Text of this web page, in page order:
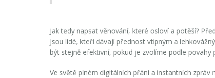
Jak tedy napsat věnování, které osloví a potěší?
Jsou lidé, kteří dávají přednost vtipným a
být stejně efektivní, pokud je zvolíme podle povahy
Ve světě plném digitálních přání a instantních